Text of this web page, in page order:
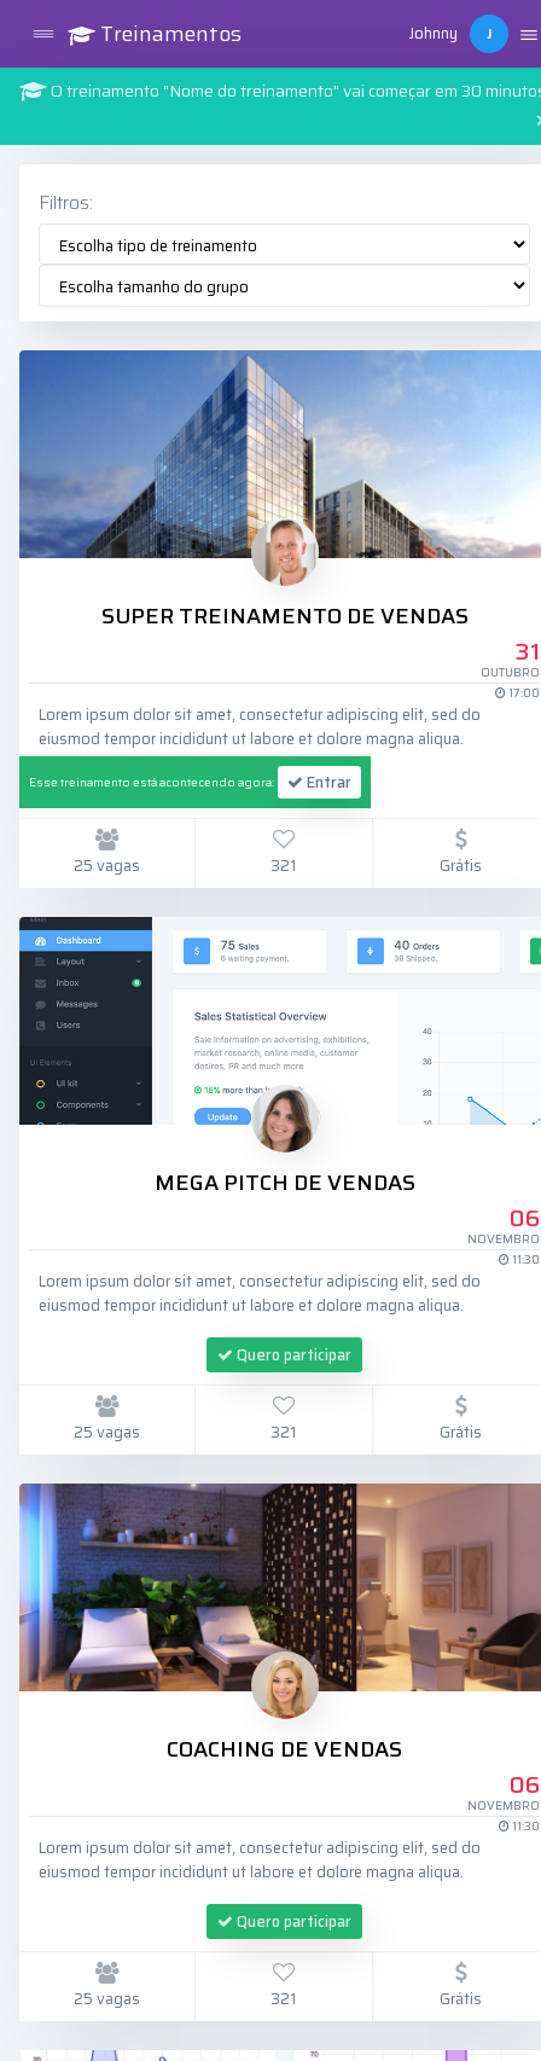
Treinamentos Johnny J
O treinamento "Nome do treinamento" vai começar em 30
Filtros:
SUPER TREINAMENTO DE VENDAS
31
OUTUBRO
17:00
Lorem ipsum dolor sit amet, consectetur adipiscing elit, sed do
eiusmod tempor incididunt ut labore et dolore magna aliqua.
Esse treinamento está acontecendo agora: Entrar
25 vagas 321 Grátis
MEGA PITCH DE VENDAS
06
NOVEMBRO
11:30
Lorem ipsum dolor sit amet, consectetur adipiscing elit, sed do
eiusmod tempor incididunt ut labore et dolore magna aliqua.
Quero participar
25 vagas 321 Grátis
COACHING DE VENDAS
06
NOVEMBRO
11:30
Lorem ipsum dolor sit amet, consectetur adipiscing elit, sed do
eiusmod tempor incididunt ut labore et dolore magna aliqua.
Quero participar
25 vagas 321 Grátis